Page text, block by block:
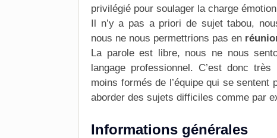
privilégié pour soulager la charge
Il n’y a pas a priori de sujet tabou,
nous ne nous permettrions pas en
La parole est libre, nous ne nous
langage professionnel. C’est donc
moins formés de l’équipe qui se sentent
aborder des sujets difficiles comme par
Informations générales